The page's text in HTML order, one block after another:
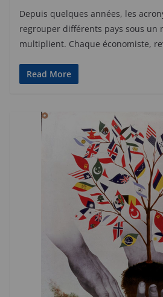
Depuis quelques années, les
regrouper différents pays sous un
multiplient. Chaque économiste,
Read More